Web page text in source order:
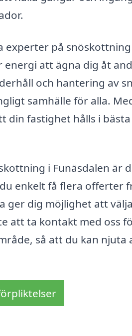
på snöskottning
att ägna dig åt
och hantering av
samhälle för alla.
din fastighet hålls i
i Funäsdalen är
enkelt få flera offerter
ger dig möjlighet att
att ta kontakt med oss
så att du kan njuta